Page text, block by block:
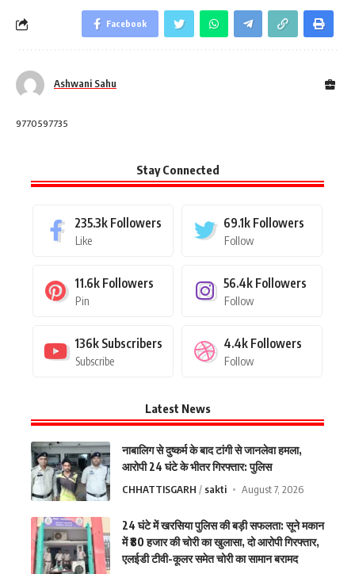
Facebook
Ashwani Sahu
9770597735
Stay Connected
235.3k Followers
Like
69.1k Followers
Follow
11.6k Followers
Pin
56.4k Followers
Follow
136k Subscribers
Subscribe
4.4k Followers
Follow
Latest News
नाबालिग से दुष्कर्म के बाद टांगी से जानलेवा हमला,
आरोपी 24 घंटे के भीतर गिरफ्तार: पुलिस
CHHATTISGARH sakti August 7, 2026
24 घंटे में खरसिया पुलिस की बड़ी सफलता: सूने मकान
में ₹80 हजार की चोरी का खुलासा, दो आरोपी गिरफ्तार,
एलईडी टीवी-कूलर समेत चोरी का सामान बरामद